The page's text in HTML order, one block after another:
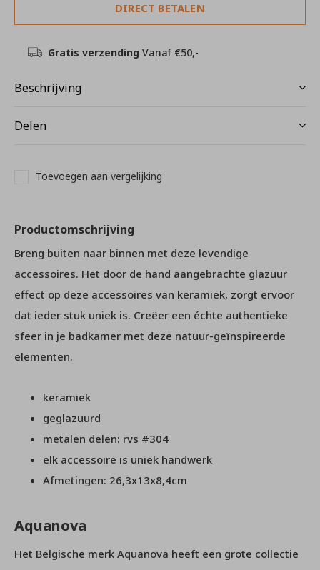
DIRECT BETALEN
Gratis verzending Vanaf €50,-
Beschrijving
Delen
Toevoegen aan vergelijking
Productomschrijving
Breng buiten naar binnen met deze levendige
accessoires. Het door de hand aangebrachte glazuur
effect op deze accessoires van keramiek, zorgt ervoor
dat ieder stuk uniek is. Creëer een échte authentieke
sfeer in je badkamer met deze natuur-geïnspireerde
elementen.
keramiek
geglazuurd
metalen delen: rvs #304
elk accessoire is uniek handwerk
Afmetingen: 26,3x13x8,4cm
Aquanova
Het Belgische merk Aquanova heeft een grote collectie